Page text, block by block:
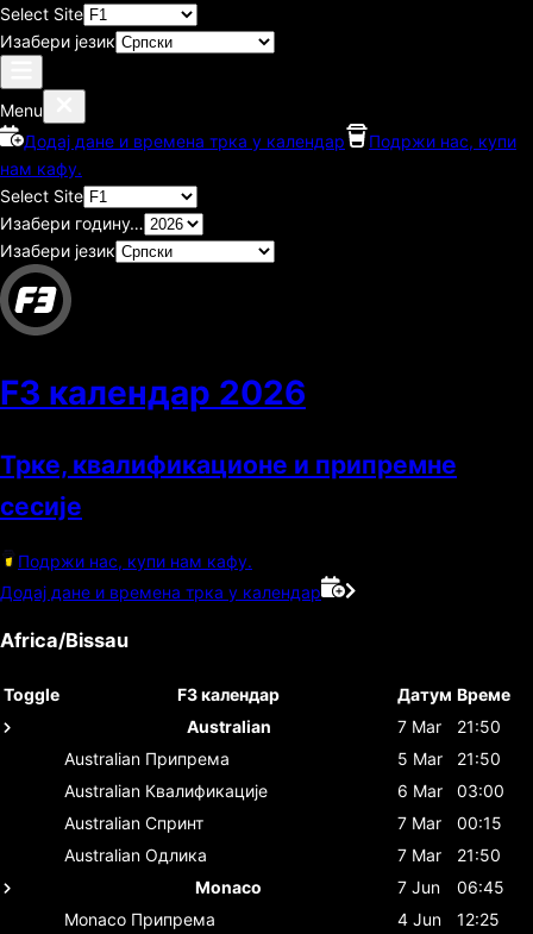
Select Site
Изабери језик
Menu
Додај дане и времена трка у календар
Подржи нас, купи
нам кафу.
Select Site
Изабери годину…
Изабери језик
F3 календар 2026
Трке, квалификационе и припремне
сесије
Подржи нас, купи нам кафу.
Додај дане и времена трка у календар
Africa/Bissau
Toggle F3 календар Датум Време
Australian
7 Mar
21:50
Australian Припрема 5 Mar
21:50
Australian Квалификације 6 Mar
03:00
Australian Спринт 7 Mar
00:15
Australian Одлика 7 Mar
21:50
Monaco
7 Jun
06:45
Monaco Припрема 4 Jun
12:25